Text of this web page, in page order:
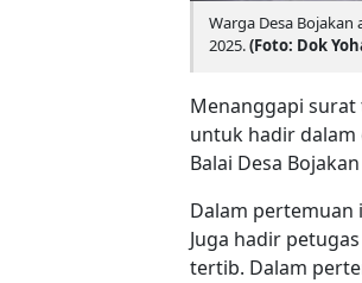
Warga Desa
2025.(Foto: Dok
Menanggapi surat
untuk hadir dalam
Balai Desa
Dalam pertemuan
Juga hadir
tertib. Dalam